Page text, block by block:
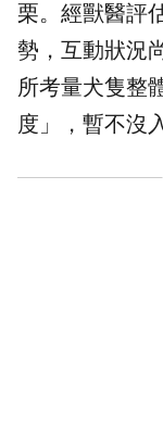
栗。經獸醫評
勢，互動狀況
所考量犬隻整
度」，暫不沒